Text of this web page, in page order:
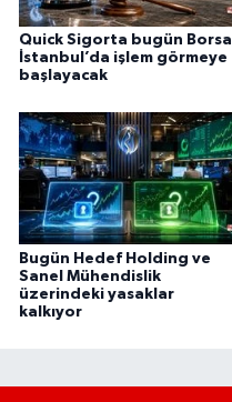
Quick Sigorta bugün Borsa
İstanbul’da işlem görmeye
başlayacak
Bugün Hedef Holding ve
Sanel Mühendislik
üzerindeki yasaklar
kalkıyor